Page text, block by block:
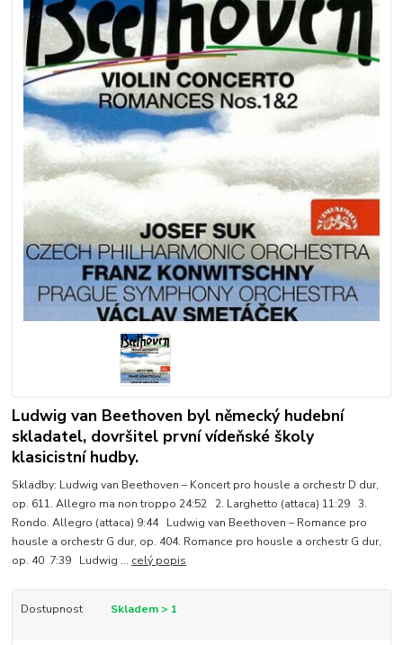
Ludwig van Beethoven byl německý hudební
skladatel, dovršitel první vídeňské školy
klasicistní hudby.
Skladby: Ludwig van Beethoven – Koncert pro housle a orchestr D dur,
op. 611. Allegro ma non troppo 24:52 2. Larghetto (attaca) 11:29 3.
Rondo. Allegro (attaca) 9:44 Ludwig van Beethoven – Romance pro
housle a orchestr G dur, op. 404. Romance pro housle a orchestr G dur,
op. 40 7:39 Ludwig ... celý popis
Dostupnost Skladem > 1